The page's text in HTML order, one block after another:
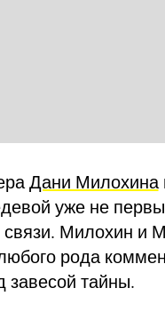
Дани Милохина
уже не
связи. Милохин и
рода
завесой тайны.